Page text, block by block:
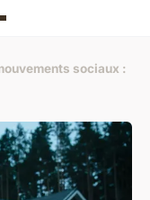
sociaux :